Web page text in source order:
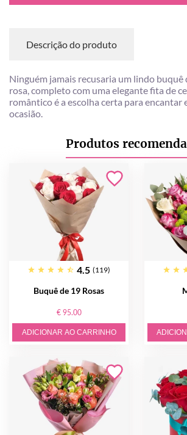
Descrição do produto
Ninguém jamais recusaria um lindo buquê
rosa, completo com uma elegante fita de
romântico é a escolha certa para encantar
ocasião.
Produtos
4.5 (119)
Buquê de 19 Rosas
€ 95.00
ADICIONAR AO CARRINHO